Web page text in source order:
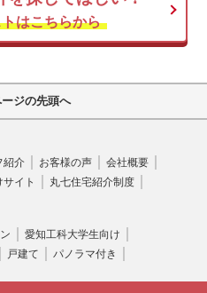
はこちらから
ジの先頭へ
紹介 お客様の声
会社概要
サイト 丸七住宅紹介制度
愛知工科大学生向け
戸建て パノラマ付き